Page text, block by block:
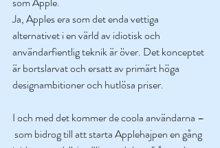
Ja, Apples era som det enda vettiga
alternativet i en värld av idiotisk och
användarfientlig teknik är över. Det konceptet
är bortslarvat och ersatt av primärt höga
designambitioner och hutlösa priser.
I och med det kommer de coola användarna –
som bidrog till att starta Applehajpen en gång